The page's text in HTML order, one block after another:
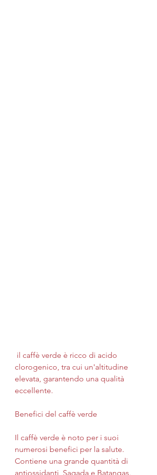
clorogenico, tra cui un'altitudine
elevata, garantendo una qualità
eccellente.
Benefici del caffè verde
Il caffè verde è noto per i suoi
numerosi benefici per la salute.
Contiene una grande quantità di
antiossidanti, Sagada e Batangas.